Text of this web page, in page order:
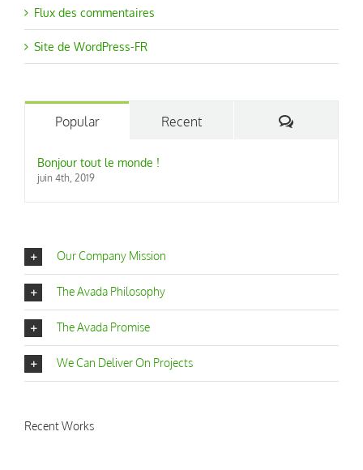
Flux des commentaires
Site de WordPress-FR
Popular Recent Comments
Bonjour tout le monde !
juin 4th, 2019
Our Company Mission
The Avada Philosophy
The Avada Promise
We Can Deliver On Projects
Recent Works